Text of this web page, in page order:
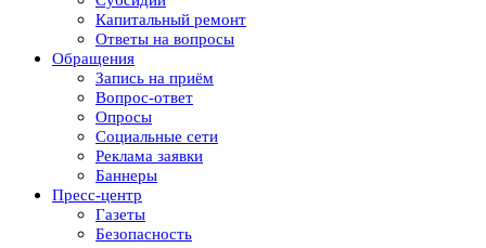
Капитальный ремонт
Ответы на вопросы
Обращения
Запись на приём
Вопрос-ответ
Опросы
Социальные сети
Реклама заявки
Баннеры
Пресс-центр
Газеты
Безопасность